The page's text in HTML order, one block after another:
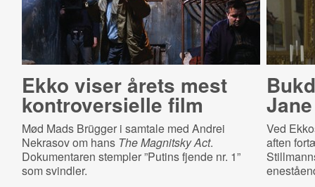
Ekko viser årets mest
kon­tro­ver­si­el­le film
Mød Mads Brügger i samtale med Andrei
Nekrasov om hans The Magnitsky Act.
Dokumentaren stempler ”Putins fjende nr. 1”
som svindler.
Ved
aften